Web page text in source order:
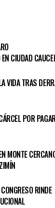
CIUDAD
VIDA TRAS
POR
MONTE
RINDE